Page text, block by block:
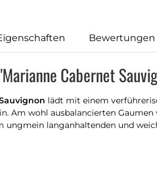
Bewertungen
Cabernet
lädt mit einem
Am wohl ausbalancierten
ungmein langanhaltenden und